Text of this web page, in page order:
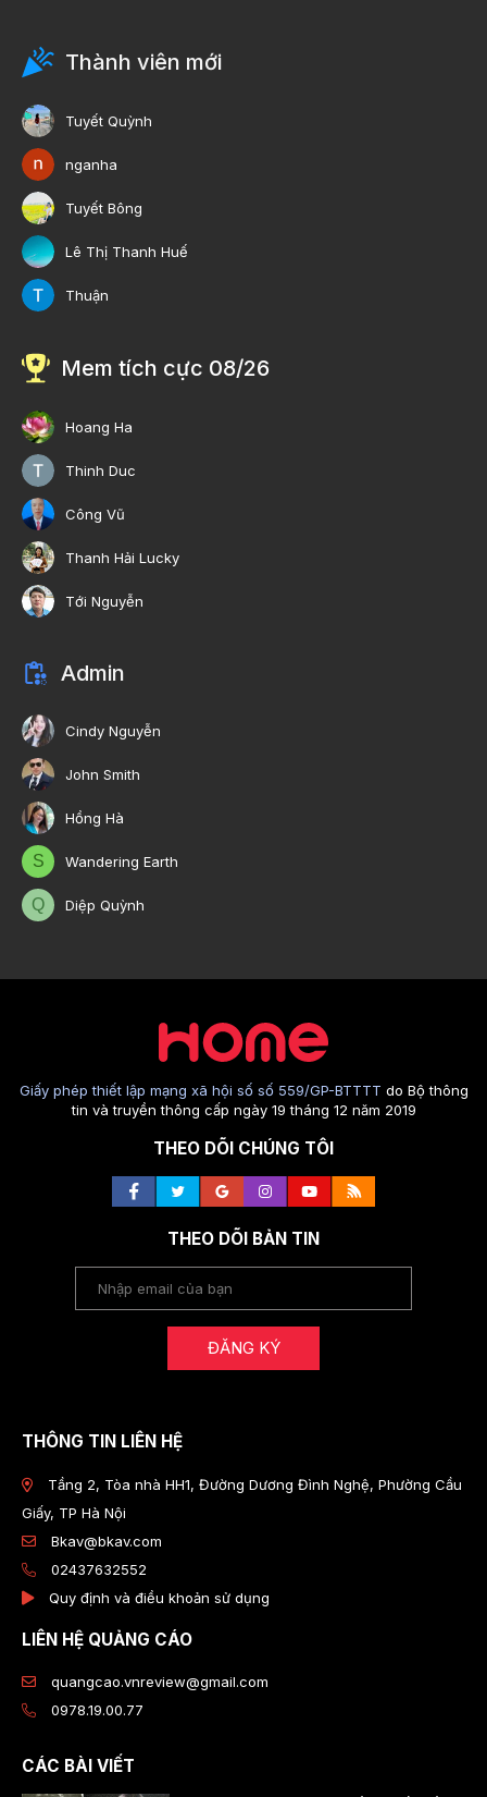
Thành viên mới
Tuyết Quỳnh
nganha
Tuyết Bông
Lê Thị Thanh Huế
Thuận
Mem tích cực 08/26
Hoang Ha
Thinh Duc
Công Vũ
Thanh Hải Lucky
Tới Nguyễn
Admin
Cindy Nguyễn
John Smith
Hồng Hà
S Wandering Earth
Q Diệp Quỳnh
Giấy phép thiết lập mạng xã hội số số 559/GP-BTTTT do Bộ thông
tin và truyền thông cấp ngày 19 tháng 12 năm 2019
THEO DÕI CHÚNG TÔI
THEO DÕI BẢN TIN
ĐĂNG KÝ
THÔNG TIN LIÊN HỆ
Tầng 2, Tòa nhà HH1, Đường Dương Đình Nghệ, Phường Cầu
Giấy, TP Hà Nội
Bkav@bkav.com
02437632552
Quy định và điều khoản sử dụng
LIÊN HỆ QUẢNG CÁO
quangcao.vnreview@gmail.com
0978.19.00.77
CÁC BÀI VIẾT